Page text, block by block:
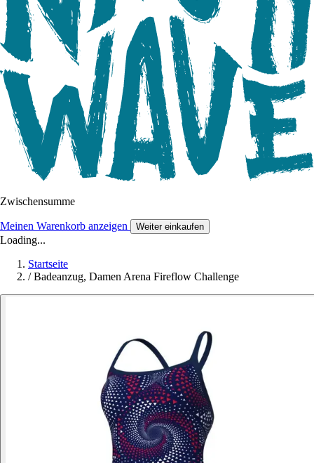
Zwischensumme
Meinen Warenkorb anzeigen Weiter einkaufen
Loading...
Startseite
/ Badeanzug, Damen Arena Fireflow Challenge